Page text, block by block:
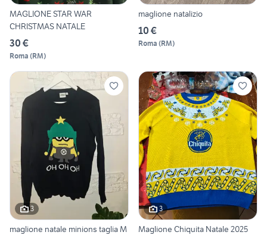
MAGLIONE STAR WAR
CHRISTMAS NATALE
30 €
Roma (RM)
maglione natalizio
10 €
Roma (RM)
3
maglione natale minions taglia M
3
Maglione Chiquita Natale 2025